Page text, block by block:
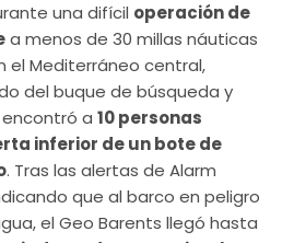
una difícil operación de
a menos de 30 millas náuticas
el Mediterráneo central,
del buque de búsqueda y
a 10 personas
inferior de un bote de
. Tras las alertas de Alarm
que al barco en peligro
el Geo Barents llegó hasta